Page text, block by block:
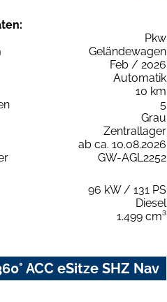
Pkw
Geländewagen
Feb / 2026
Automatik
10 km
5
Grau
Zentrallager
ab ca. 10.08.2026
GW-AGL2252
96 kW / 131 PS
Diesel
1.499 cm³
ACC eSitze SHZ Nav